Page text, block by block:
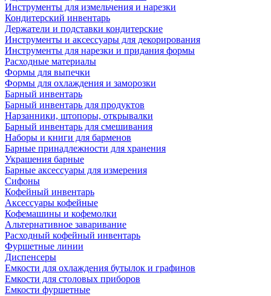
Инструменты для измельчения и нарезки
Кондитерский инвентарь
Держатели и подставки кондитерские
Инструменты и аксессуары для декорирования
Инструменты для нарезки и придания формы
Расходные материалы
Формы для выпечки
Формы для охлаждения и заморозки
Барный инвентарь
Барный инвентарь для продуктов
Нарзанники, штопоры, открывалки
Барный инвентарь для смешивания
Наборы и книги для барменов
Барные принадлежности для хранения
Украшения барные
Барные аксессуары для измерения
Сифоны
Кофейный инвентарь
Аксессуары кофейные
Кофемашины и кофемолки
Альтернативное заваривание
Расходный кофейный инвентарь
Фуршетные линии
Диспенсеры
Емкости для охлаждения бутылок и графинов
Емкости для столовых приборов
Емкости фуршетные